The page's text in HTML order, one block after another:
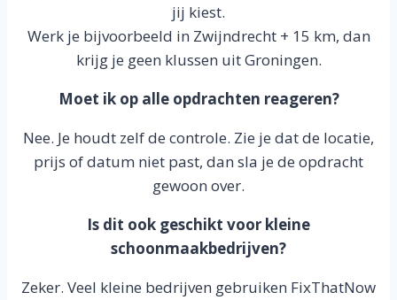
jij kiest.
Werk je bijvoorbeeld in Zwijndrecht + 15 km, dan
krijg je geen klussen uit Groningen.
Moet ik op alle opdrachten reageren?
Nee. Je houdt zelf de controle. Zie je dat de locatie,
prijs of datum niet past, dan sla je de opdracht
gewoon over.
Is dit ook geschikt voor kleine
schoonmaakbedrijven?
Zeker. Veel kleine bedrijven gebruiken FixThatNow